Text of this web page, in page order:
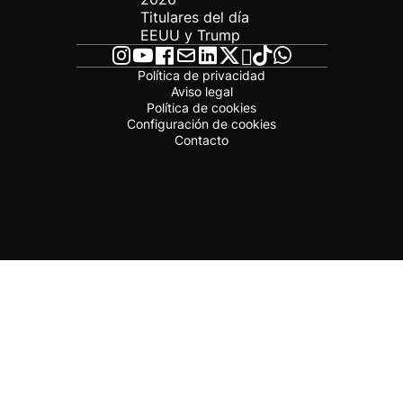
Titulares del día
EEUU y Trump
Política de privacidad
Aviso legal
Política de cookies
Configuración de cookies
Contacto